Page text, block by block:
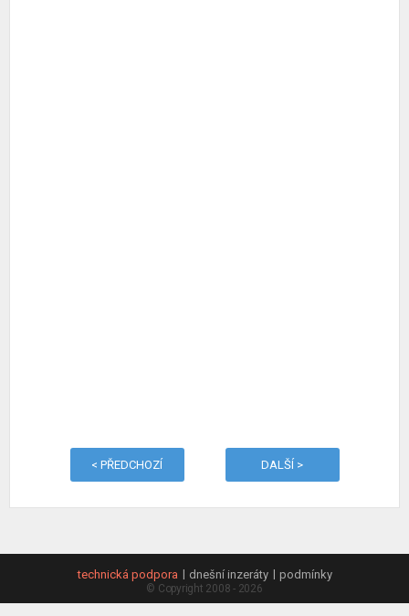
< PŘEDCHOZÍ DALŠÍ >
technická podpora dnešní inzeráty podmínky
© Copyright 2008 - 2026